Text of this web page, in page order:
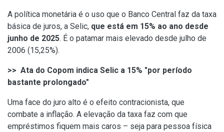
A política monetária é o uso que o Banco Central faz da taxa
básica de juros, a Selic, que está em 15% ao ano desde
junho de 2025. É o patamar mais elevado desde julho de
2006 (15,25%).
>> Ata do Copom indica Selic a 15% "por período
bastante prolongado"
Uma face do juro alto é o efeito contracionista, que
combate a inflação. A elevação da taxa faz com que
empréstimos fiquem mais caros – seja para pessoa física